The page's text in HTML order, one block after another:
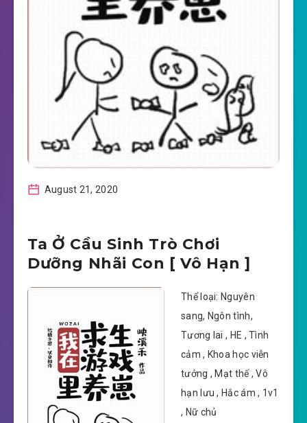
August 21, 2020
Ta Ở Cầu Sinh Trò Chơi
Dưỡng Nhãi Con [ Vô Hạn ]
Thể loại: Nguyên
sang, Ngôn tình,
Tương lai , HE , Tình
cảm , Khoa học viễn
tưởng , Mạt thế , Vô
hạn lưu , Hắc ám , 1v1
, Nữ chủ